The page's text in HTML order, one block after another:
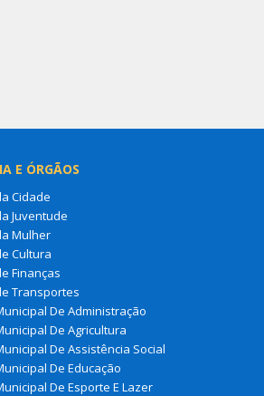
E ÓRGÃOS
Cidade
Juventude
Mulher
Cultura
Finanças
Transportes
De Administração
De Agricultura
De Assistência Social
De Educação
De Esporte E Lazer